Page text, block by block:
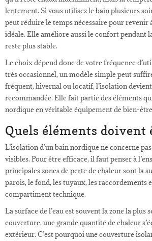
lentement. Si vous utilisez le bain plusieurs
peut réduire le temps nécessaire pour revenir
idéale. Elle améliore aussi le confort pendant
reste plus stable.
Le choix dépend donc de votre fréquence
très occasionnel, un modèle simple peut
fréquent, hivernal ou locatif, l’isolation
recommandée. Elle fait partie des éléments
nordique en véritable équipement de bien-
Quels éléments doivent
L’isolation d’un bain nordique ne concerne
visibles. Pour être efficace, il faut penser à
principales zones de perte de chaleur sont la
parois, le fond, les tuyaux, les raccordements
compartiment technique.
La surface de l’eau est souvent la zone la plus
couverture, une grande quantité de chaleur
extérieur. C’est pourquoi une couverture